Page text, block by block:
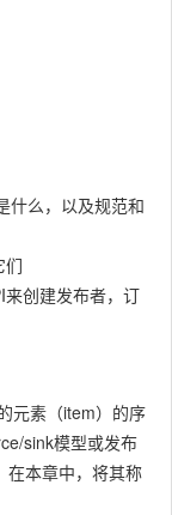
什么，以及规范和
们
创建发布者，订
元素（item）的序
sink模型或发布
本章中，将其称